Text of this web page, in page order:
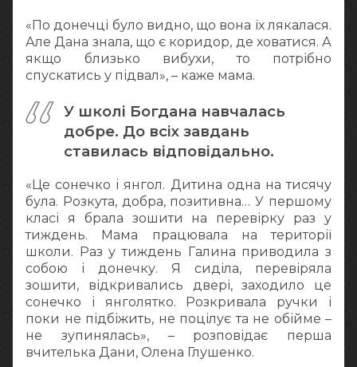
«По донечці було видно, що вона їх лякалася.
Але Дана знала, що є коридор, де ховатися. А
якщо близько вибухи, то потрібно
спускатись у підвал», – каже мама.
У школі Богдана навчалась
добре. До всіх завдань
ставилась відповідально.
«Це сонечко і янгол. Дитина одна на тисячу
була. Розкута, добра, позитивна… У першому
класі я брала зошити на перевірку раз у
тиждень. Мама працювала на території
школи. Раз у тиждень Галина приводила з
собою і донечку. Я сиділа, перевіряла
зошити, відкривались двері, заходило це
сонечко і янголятко. Розкривала ручки і
поки не підбіжить, не поцілує та не обійме –
не зупинялась», – розповідає перша
вчителька Дани, Олена Глушенко.